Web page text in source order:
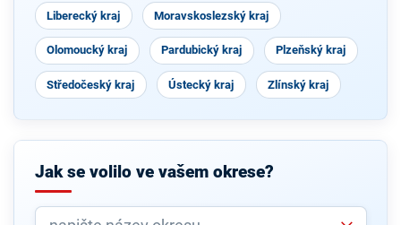
Liberecký kraj Moravskoslezský kraj
Olomoucký kraj Pardubický kraj Plzeňský kraj
Středočeský kraj Ústecký kraj Zlínský kraj
Jak se volilo ve vašem okrese?